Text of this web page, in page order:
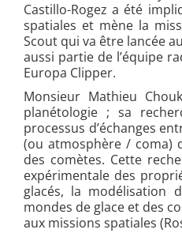
Castillo-Rogez a été
spatiales et mène la
Scout qui va être lancée
aussi partie de l’équipe
Europa Clipper.
Monsieur Mathieu
planétologie ; sa
processus d’échanges
(ou atmosphère / coma)
des comètes. Cette
expérimentale des
glacés, la modélisation
mondes de glace et des
aux missions spatiales